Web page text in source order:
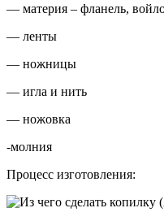
— материя – фланель,
— ленты
— ножницы
— игла и нить
— ножовка
-молния
Процесс изготовления: